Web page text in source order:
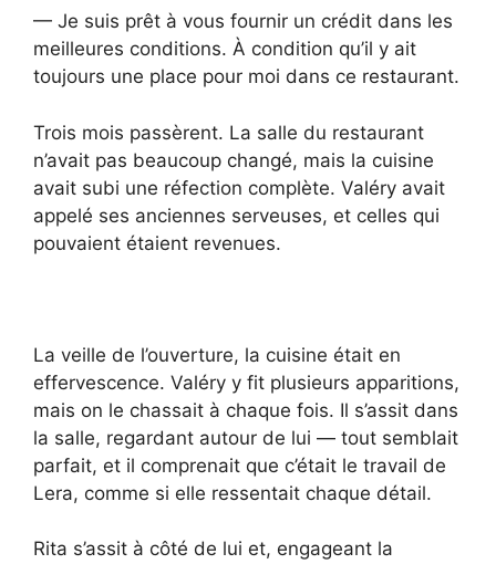
— Je suis prêt à vous fournir un crédit dans les
meilleures conditions. À condition qu’il y ait
toujours une place pour moi dans ce restaurant.
Trois mois passèrent. La salle du restaurant
n’avait pas beaucoup changé, mais la cuisine
avait subi une réfection complète. Valéry avait
appelé ses anciennes serveuses, et celles qui
pouvaient étaient revenues.
La veille de l’ouverture, la cuisine était en
effervescence. Valéry y fit plusieurs apparitions,
mais on le chassait à chaque fois. Il s’assit dans
la salle, regardant autour de lui — tout semblait
parfait, et il comprenait que c’était le travail de
Lera, comme si elle ressentait chaque détail.
Rita s’assit à côté de lui et, engageant la